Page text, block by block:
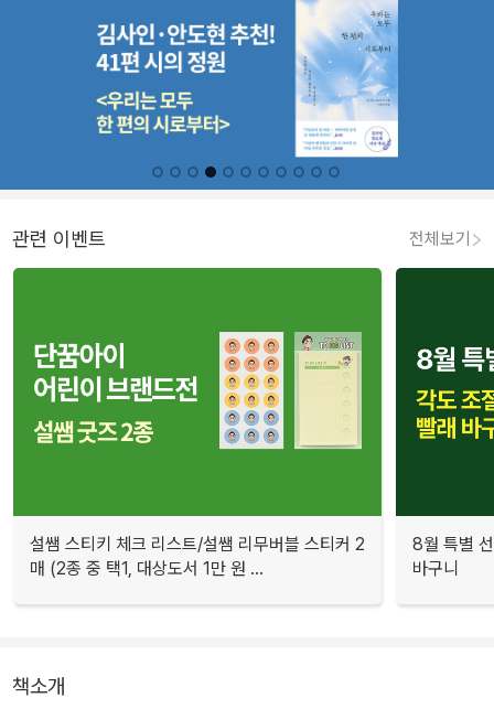
관련 이벤트 전체보기
설쌤 스티키 체크 리스트/설쌤 리무버블 스티커 2
매 (2종 중 택1, 대상도서 1만 원 ...
8월 특별
바구니
책소개